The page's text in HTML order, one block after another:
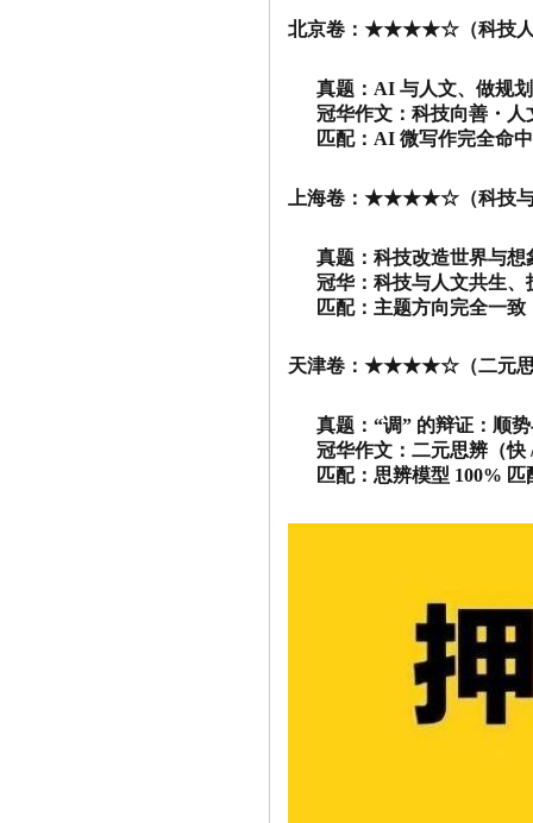
北京卷：★★★★☆（科技人
真题：AI 与人文、做规
冠华作文：科技向善・
匹配：AI 微写作完全命
上海卷：★★★★☆（科技与
真题：科技改造世界与想
冠华：科技与人文共生
匹配：主题方向完全一
天津卷：★★★★☆（二元思
真题：“调” 的辩证：顺
冠华作文：二元思辨（快
匹配：思辨模型 100%